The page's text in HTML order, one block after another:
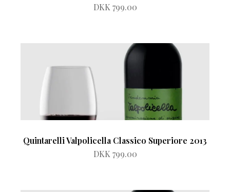
DKK 799.00
Quintarelli Valpolicella Classico Superiore 2013
DKK 799.00